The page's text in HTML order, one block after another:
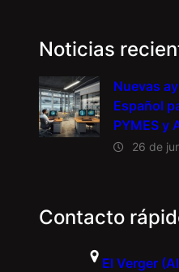
Noticias
Nuevas
Español
PYMES y
26 de
Contacto
El Verger